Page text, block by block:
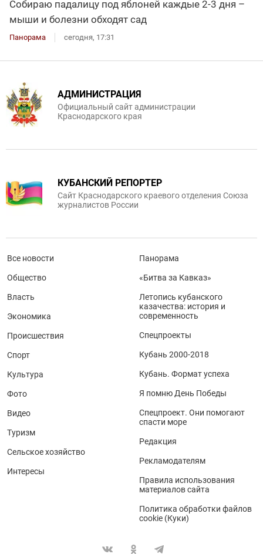
Собираю падалицу под яблоней каждые 2-3 дня –
мыши и болезни обходят сад
Панорама сегодня, 17:31
АДМИНИСТРАЦИЯ
Официальный сайт администрации
Краснодарского края
КУБАНСКИЙ РЕПОРТЕР
Сайт Краснодарского краевого отделения Союза
журналистов России
Все новости
Общество
Власть
Экономика
Происшествия
Спорт
Культура
Фото
Видео
Туризм
Сельское хозяйство
Интересы
Панорама
«Битва за Кавказ»
Летопись кубанского
казачества: история и
современность
Спецпроекты
Кубань 2000-2018
Кубань. Формат успеха
Я помню День Победы
Спецпроект. Они помогают
спасти море
Редакция
Рекламодателям
Правила использования
материалов сайта
Политика обработки файлов
cookie (Куки)